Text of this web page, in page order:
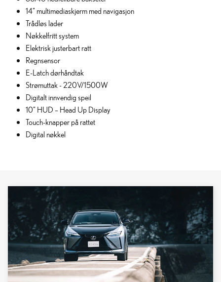
14” multimediaskjerm med navigasjon
Trådløs lader
Nøkkelfritt system
Elektrisk justerbart ratt
Regnsensor
E-Latch dørhåndtak
Strømuttak - 220V/1500W
Digitalt innvendig speil
10” HUD – Head Up Display
Touch-knapper på rattet
Digital nøkkel